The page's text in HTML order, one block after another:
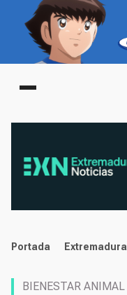
Main menu
noticias
Portada Extremadura
BIENESTAR ANIMAL